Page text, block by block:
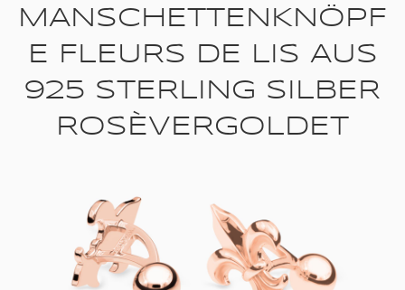
MANSCHETTENKNÖPF
E FLEURS DE LIS AUS
925 STERLING SILBER
ROSÈVERGOLDET